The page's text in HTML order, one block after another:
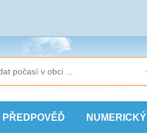
PŘEDPOVĚĎ NUMERICKÝ